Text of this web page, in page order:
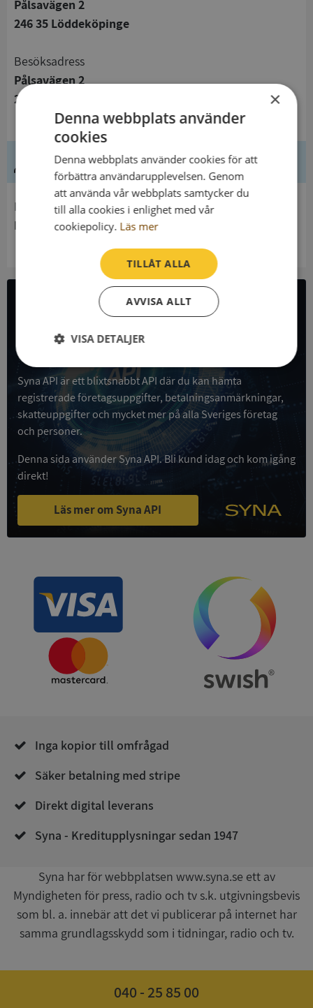
Pålsavägen 2
246 35 Löddeköpinge
Besöksadress
Pålsavägen 2
246 35 Löddeköpinge
Ledning
Innehavare
Löddebygdens Församling
All företagsdata i API
Få all denna företagsinformation i Syna API
Syna API är ett blixtsnabbt API där du kan hämta
registrerade företagsuppgifter, betalningsanmärkningar,
skatteuppgifter och mycket mer på alla Sveriges företag
och personer.
Denna sida använder Syna API. Bli kund idag och kom igång
direkt!
Läs mer om Syna API
Inga kopior till omfrågad
Säker betalning med stripe
Direkt digital leverans
Syna - Kreditupplysningar sedan 1947
Syna har för webbplatsen www.syna.se ett av
Myndigheten för press, radio och tv s.k. utgivningsbevis
som bl. a. innebär att det vi publicerar på internet har
samma grundlagsskydd som i tidningar, radio och tv.
040 - 25 85 00
×
Denna webbplats använder
cookies
Denna webbplats använder cookies för att
förbättra användarupplevelsen. Genom
att använda vår webbplats samtycker du
till alla cookies i enlighet med vår
cookiepolicy. Läs mer
TILLÅT ALLA
AVVISA ALLT
VISA DETALJER
Strikt
nödvändigt
Prestanda Inriktning
Funktioner Oklassificerade
Strikt nödvändiga kakor tillåter
kärnwebbplatsfunktioner som användarinloggning
och kontohantering. Webbplatsen kan inte
användas ordentligt utan strikt nödvändiga cookies.
Namn
Leverantör
Domän
__RequestVerificationToken
Microsoft
Corporation
ASP.NET_SessionId
Microsoft
Google